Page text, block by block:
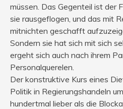
müssen. Das Gegenteil ist der
sie rausgeflogen, und das mit
mitnichten geschafft
Sondern sie hat sich mit sich
ergeht sich auch nach ihrem
Personalquerelen.
Der konstruktive Kurs eines
Politik in Regierungshandeln
hundertmal lieber als die